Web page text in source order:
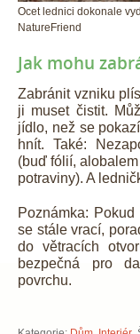
Ocet lednici dokonale
NatureFriend
Jak mohu
Zabránit vzniku
ji muset čistit.
jídlo, než se
hnít. Také:
(buď fólií,
potraviny). A
Poznámka:
se stále vrací,
do větracích
bezpečná pro
povrchu.